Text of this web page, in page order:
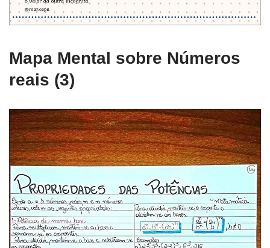
Mapa Mental sobre Números
reais (3)